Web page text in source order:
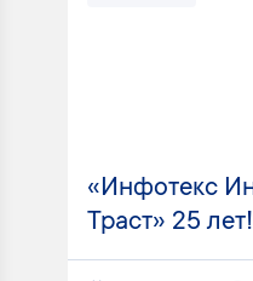
«Инфотекс
Траст» 25 лет!